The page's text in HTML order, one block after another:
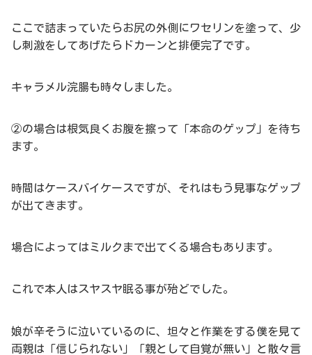
ここで詰まっていたらお尻の外側にワセリンを塗って、少
し刺激をしてあげたらドカーンと排便完了です。
キャラメル浣腸も時々しました。
②の場合は根気良くお腹を擦って「本命のゲップ」を待ち
ます。
時間はケースバイケースですが、それはもう見事なゲップ
が出てきます。
場合によってはミルクまで出てくる場合もあります。
これで本人はスヤスヤ眠る事が殆どでした。
娘が辛そうに泣いているのに、坦々と作業をする僕を見て
両親は「信じられない」「親として自覚が無い」と散々言